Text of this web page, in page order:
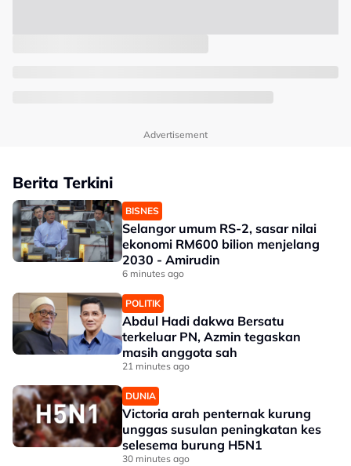
Advertisement
Berita Terkini
BISNES
Selangor umum RS-2, sasar nilai
ekonomi RM600 bilion menjelang
2030 - Amirudin
6 minutes ago
POLITIK
Abdul Hadi dakwa Bersatu
terkeluar PN, Azmin tegaskan
masih anggota sah
21 minutes ago
DUNIA
Victoria arah penternak kurung
unggas susulan peningkatan kes
selesema burung H5N1
30 minutes ago